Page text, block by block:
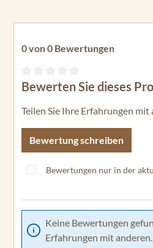
0 von 0 Bewertungen
Durchschnittliche Bewertung
Bewerten Sie dieses
Teilen Sie Ihre Erfahrungen
Bewertung schreiben
Bewertungen nur in der
Keine Bewertungen
Erfahrungen mit anderen.